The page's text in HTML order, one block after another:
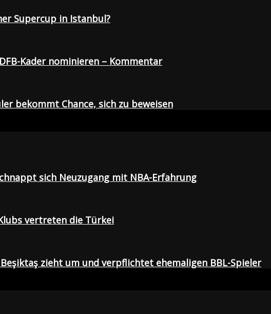
Supercup in Istanbul?
Kader nominieren – Kommentar
bekommt Chance, sich zu beweisen
sich Neuzugang mit NBA-Erfahrung
vertreten die Türkei
zieht um und verpflichtet ehemaligen BBL-Spieler